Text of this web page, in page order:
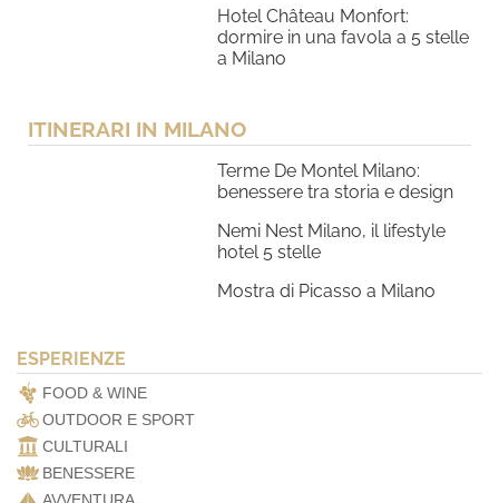
Hotel Château Monfort:
dormire in una favola a 5 stelle
a Milano
ITINERARI IN MILANO
Terme De Montel Milano:
benessere tra storia e design
Nemi Nest Milano, il lifestyle
hotel 5 stelle
Mostra di Picasso a Milano
ESPERIENZE
FOOD & WINE
OUTDOOR E SPORT
CULTURALI
BENESSERE